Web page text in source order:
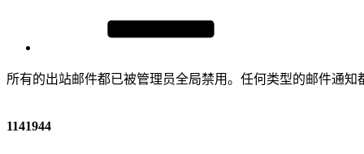
所有的出站邮件都已被管理员全局禁用。任何类型的邮件通知
1141944